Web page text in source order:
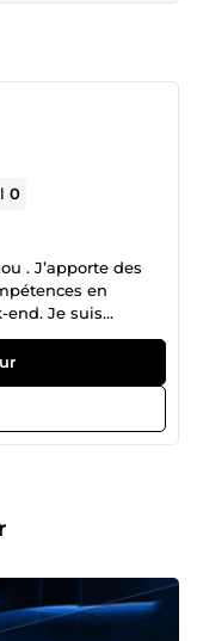
0
en
Je suis
en
je maîtrise
Bootstrap,
la gestion des
à développer
la création de
dans les
de